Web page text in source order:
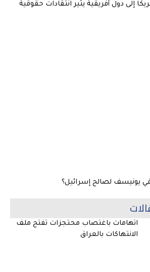
إلى دول أفريقية يثير انتقادات حقوقية
لصالح إسرائيل؟
اتهامات باغتصاب محتجزات تفتح ملف
الانتهاكات بالعراق